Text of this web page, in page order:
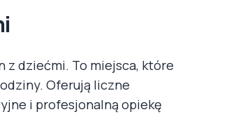
z dziećmi. To miejsca, które
Oferują liczne
i profesjonalną opiekę